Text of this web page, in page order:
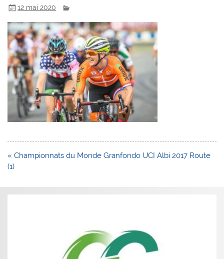
12 mai 2020
Navigation
de
« Championnats du Monde Granfondo UCI Albi 2017 Route
(1)